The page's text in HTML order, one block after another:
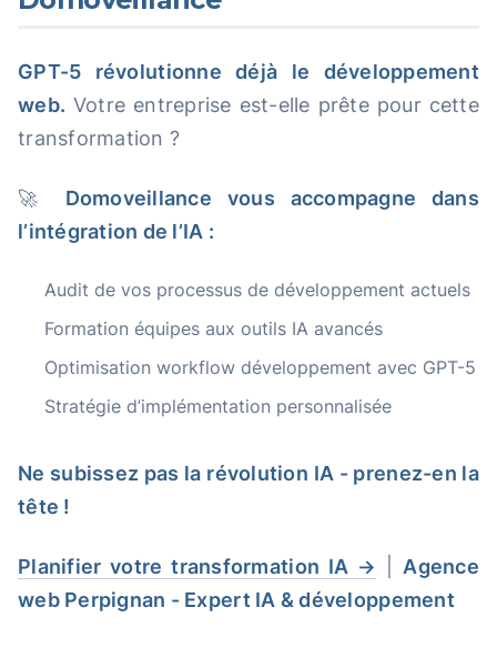
GPT-5 révolutionne déjà le développement
web. Votre entreprise est-elle prête pour cette
transformation ?
🚀 Domoveillance vous accompagne dans
l’intégration de l’IA :
Audit de vos processus de développement actuels
Formation équipes aux outils IA avancés
Optimisation workflow développement avec GPT-5
Stratégie d’implémentation personnalisée
Ne subissez pas la révolution IA - prenez-en la
tête !
Planifier votre transformation IA →
Agence
web Perpignan - Expert IA & développement